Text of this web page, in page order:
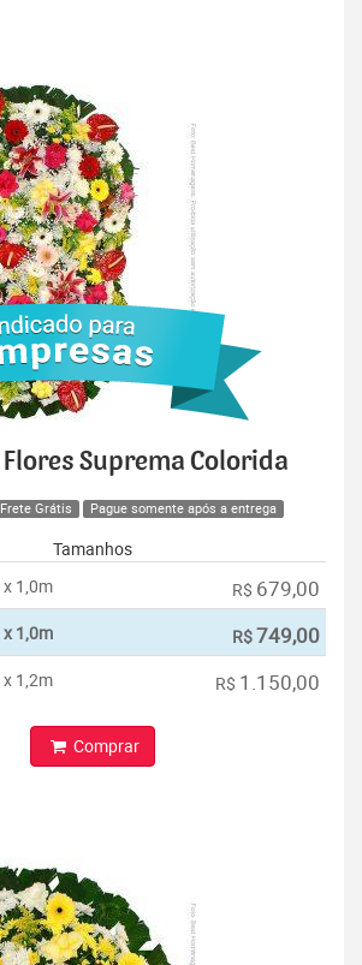
Suprema Colorida
Frete Grátis Pague somente após a entrega
Tamanhos
1,0m
R$ 679,00
1,0m R$749,00
1,2m R$ 1.150,00
Comprar